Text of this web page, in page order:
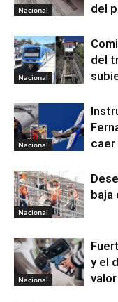
Nacional
del
Nacional
del
Nacional
caer
Nacional
baja
Nacional
y el